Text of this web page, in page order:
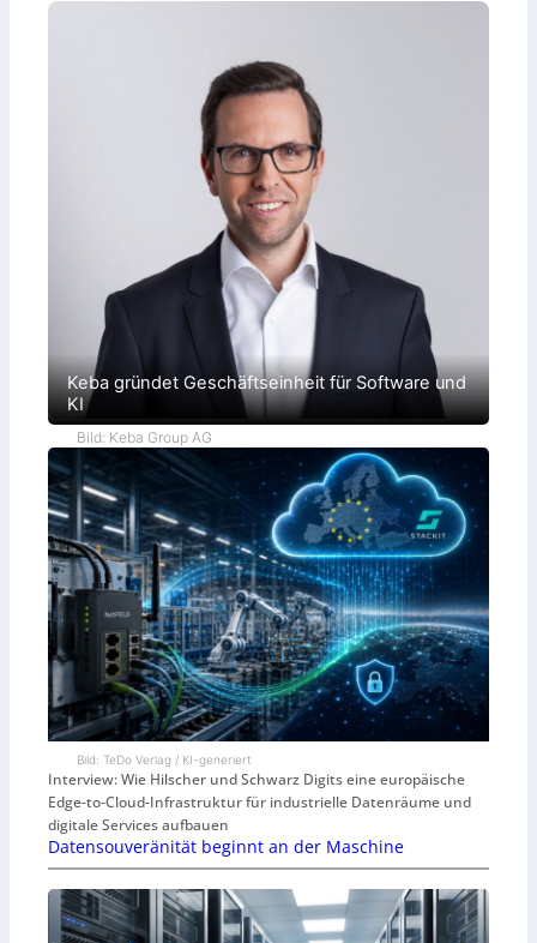
Keba gründet Geschäftseinheit für Software und
KI
Bild: Keba Group AG
Bild: TeDo Verlag / KI-generiert
Interview: Wie Hilscher und Schwarz Digits eine europäische
Edge-to-Cloud-Infrastruktur für industrielle Datenräume und
digitale Services aufbauen
Datensouveränität beginnt an der Maschine